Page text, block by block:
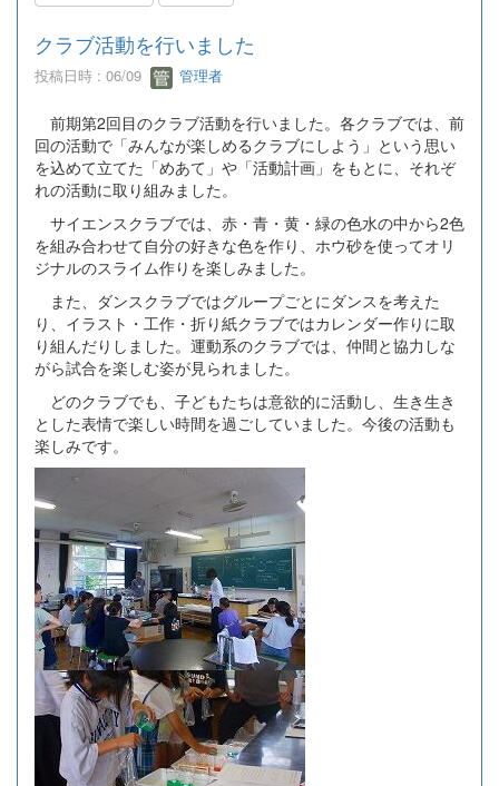
クラブ活動を行いました
投稿日時 : 06/09 管理者
前期第2回目のクラブ活動を行いました。各クラブでは、前
回の活動で「みんなが楽しめるクラブにしよう」という思い
を込めて立てた「めあて」や「活動計画」をもとに、それぞ
れの活動に取り組みました。
サイエンスクラブでは、赤・青・黄・緑の色水の中から2色
を組み合わせて自分の好きな色を作り、ホウ砂を使ってオリ
ジナルのスライム作りを楽しみました。
また、ダンスクラブではグループごとにダンスを考えた
り、イラスト・工作・折り紙クラブではカレンダー作りに取
り組んだりしました。運動系のクラブでは、仲間と協力しな
がら試合を楽しむ姿が見られました。
どのクラブでも、子どもたちは意欲的に活動し、生き生き
とした表情で楽しい時間を過ごしていました。今後の活動も
楽しみです。